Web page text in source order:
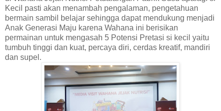
Kecil pasti akan menambah pengalaman, pengetahuan
bermain sambil belajar sehingga dapat mendukung menjadi
Anak Generasi Maju karena Wahana ini berisikan
permainan untuk mengasah 5 Potensi Pretasi si kecil yaitu
tumbuh tinggi dan kuat, percaya diri, cerdas kreatif, mandiri
dan supel.